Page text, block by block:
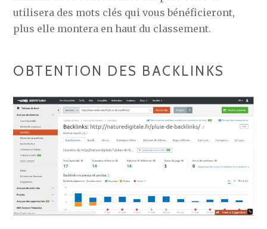
utilisera des mots clés qui vous bénéficieront,
plus elle montera en haut du classement.
OBTENTION DES BACKLINKS